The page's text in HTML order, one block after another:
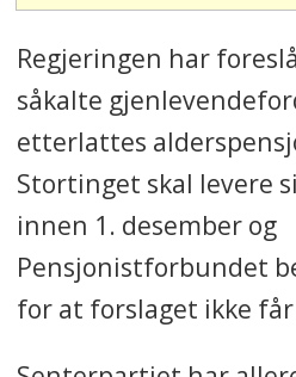
Regjeringen har
såkalte
etterlattes
Stortinget skal levere
innen 1. desember og
Pensjonistforbundet
for at forslaget ikke